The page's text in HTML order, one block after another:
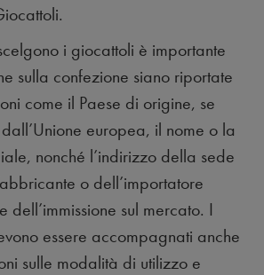
i giocattoli è importante
sulla confezione siano riportate
come il Paese di origine, se
europea, il nome o la
nonché l’indirizzo della sede
o dell’importatore
dell’immissione sul mercato. I
essere accompagnati anche
sulle modalità di utilizzo e